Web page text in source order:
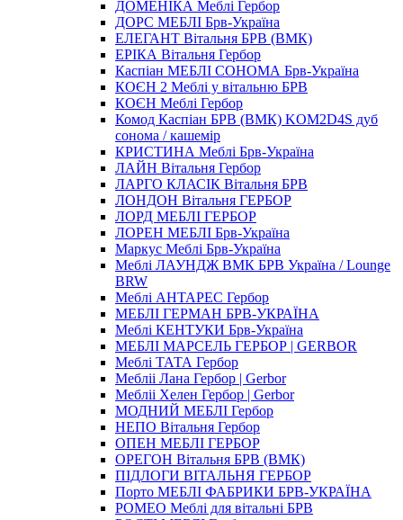
ДОМЕНІКА Меблі Гербор
ДОРС МЕБЛІ Брв-Україна
ЕЛЕГАНТ Вітальня БРВ (ВМК)
ЕРІКА Вітальня Гербор
Каспіан МЕБЛІ СОНОМА Брв-Україна
КОЄН 2 Меблі у вітальню БРВ
КОЄН Меблі Гербор
Комод Каспіан БРВ (ВМК) KOM2D4S дуб
сонома / кашемір
КРИСТИНА Меблі Брв-Україна
ЛАЙН Вітальня Гербор
ЛАРГО КЛАСIК Вітальня БРВ
ЛОНДОН Вітальня ГЕРБОР
ЛОРД МЕБЛІ ГЕРБОР
ЛОРЕН МЕБЛІ Брв-Україна
Маркус Меблі Брв-Україна
Меблi ЛАУНДЖ ВМК БРВ Україна / Lounge
BRW
Меблі АНТАРЕС Гербор
МЕБЛІ ГЕРМАН БРВ-УКРАЇНА
Меблі КЕНТУКИ Брв-Україна
МЕБЛІ МАРСЕЛЬ ГЕРБОР | GERBOR
Меблі ТАТА Гербор
Мебліi Лана Гербор | Gerbor
Мебліi Хелен Гербор | Gerbor
МОДНИЙ МЕБЛІ Гербор
НЕПО Вітальня Гербор
ОПЕН МЕБЛІ ГЕРБОР
ОРЕГОН Вітальня БРВ (ВМК)
ПІДЛОГИ ВІТАЛЬНЯ ГЕРБОР
Порто МЕБЛІ ФАБРИКИ БРВ-УКРАЇНА
РОМЕО Меблі для вітальні БРВ